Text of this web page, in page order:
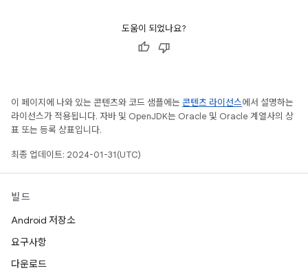
도움이 되었나요?
이 페이지에 나와 있는 콘텐츠와 코드 샘플에는 콘텐츠 라이선스에서 설명하는
라이선스가 적용됩니다. 자바 및 OpenJDK는 Oracle 및 Oracle 계열사의 상
표 또는 등록 상표입니다.
최종 업데이트: 2024-01-31(UTC)
빌드
Android 저장소
요구사항
다운로드